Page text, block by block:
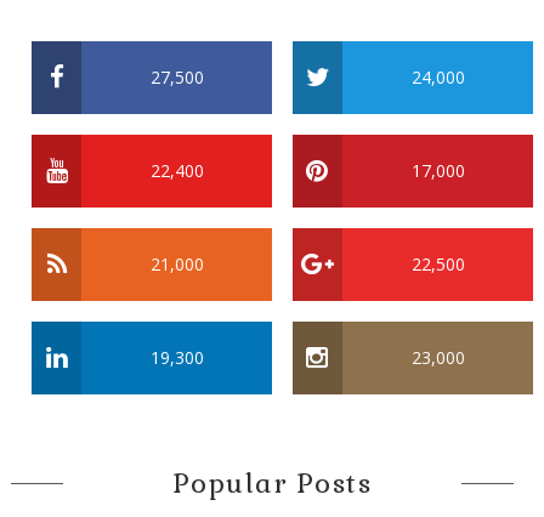
27,500 24,000
22,400 17,000
21,000 22,500
19,300 23,000
Popular Posts